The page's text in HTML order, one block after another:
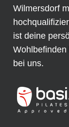
Wilmersdorf
ist deine
bei uns.